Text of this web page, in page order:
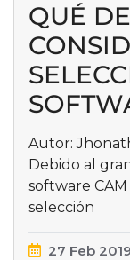
QUÉ
Autor:
Debido al
software
selección
27 Feb 2019